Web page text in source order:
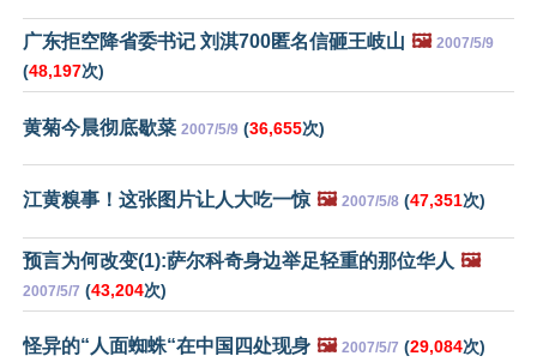
广东拒空降省委书记 刘淇700匿名信砸王岐山 🖼️ 2007/5/9
(48,197次)
黄菊今晨彻底歇菜 2007/5/9 (36,655次)
江黄糗事！这张图片让人大吃一惊 🖼️ 2007/5/8 (47,351次)
预言为何改变(1):萨尔科奇身边举足轻重的那位华人 🖼️
2007/5/7 (43,204次)
怪异的“人面蜘蛛“在中国四处现身 🖼️ 2007/5/7 (29,084次)